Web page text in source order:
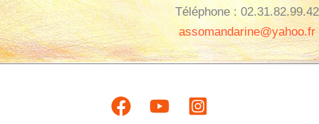
Téléphone : 02.31.82.99.42
assomandarine@yahoo.fr